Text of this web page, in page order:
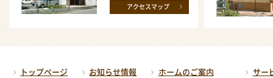
アクセスマップ
トップページ お知らせ情報 ホームのご案内 サー